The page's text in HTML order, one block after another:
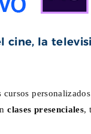
cine, la
clases presenciales,